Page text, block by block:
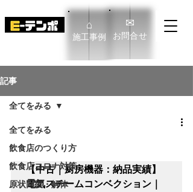
✉
​お問合せ
⌂
​施工事例
記事
全てをみる
飲食店のつくり方
飲食店コロナ対策
原状回復・解体
全てをみる
【中古｜厨房機器：納品実績】
電気スチームコンベクション｜